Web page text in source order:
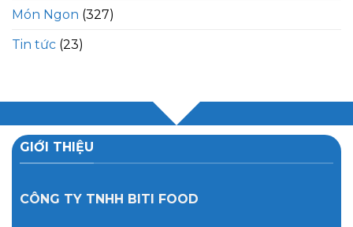
Món Ngon (327)
Tin tức (23)
GIỚI THIỆU
CÔNG TY TNHH BITI FOOD